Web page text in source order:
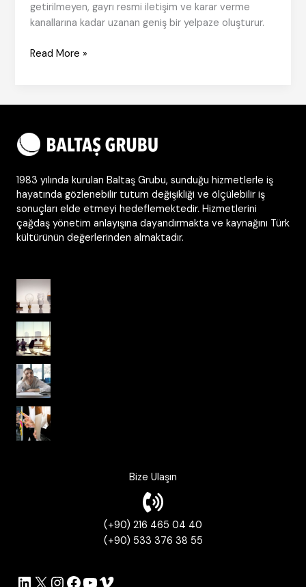
getirilmeyen, gayrı resmi iletişim ve karar verme
kanallarına kadar uzanan geniş bir yelpaze oluşturur.
Başarının
Read More »
1983 yılında kurulan Baltaş Grubu, sunduğu hizmetlerle iş
hayatında gözlenebilir tutum değişikliği ve ölçülebilir iş
sonuçları elde etmeyi hedeflemektedir. Hizmetlerini
çağdaş yönetim anlayışına dayandırmakta ve kaynağını Türk
kültürünün değerlerinden almaktadır.
Bize Ulaşın
(+90) 216 465 04 40
(+90) 533 376 38 55
LinkedIn
X Instagram
Facebook
YouTube
Vimeo